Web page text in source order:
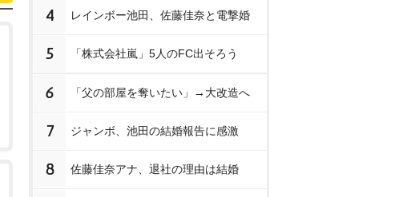
4 レインボー池田、佐藤佳奈と電撃婚
5 「株式会社嵐」5人のFC出そろう
6 「父の部屋を奪いたい」→大改造へ
7 ジャンボ、池田の結婚報告に感激
8 佐藤佳奈アナ、退社の理由は結婚